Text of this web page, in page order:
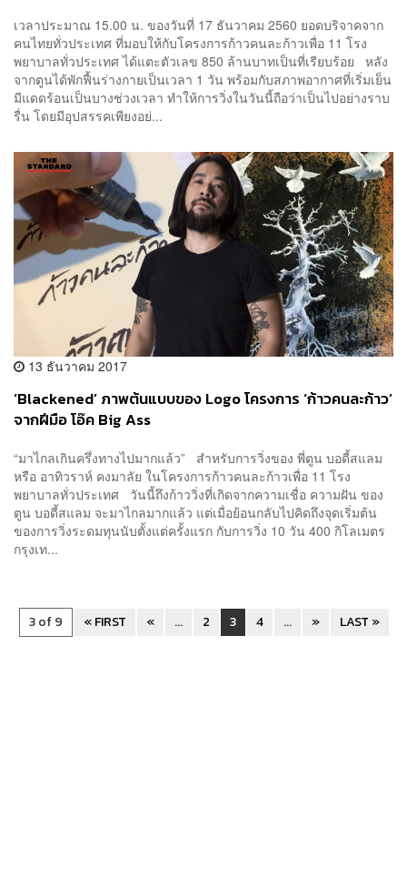
เวลาประมาณ 15.00 น. ของวันที่ 17 ธันวาคม 2560 ยอดบริจาคจาก
คนไทยทั่วประเทศ ที่มอบให้กับโครงการก้าวคนละก้าวเพื่อ 11 โรง
พยาบาลทั่วประเทศ ได้แตะตัวเลข 850 ล้านบาทเป็นที่เรียบร้อย หลัง
จากตูนได้พักฟื้นร่างกายเป็นเวลา 1 วัน พร้อมกับสภาพอากาศที่เริ่มเย็น
มีแดดร้อนเป็นบางช่วงเวลา ทำให้การวิ่งในวันนี้ถือว่าเป็นไปอย่างราบ
รื่น โดยมีอุปสรรคเพียงอย่...
13 ธันวาคม 2017
‘Blackened’ ภาพต้นแบบของ Logo โครงการ ‘ก้าวคนละก้าว’
จากฝีมือ โอ๊ค Big Ass
“มาไกลเกินครึ่งทางไปมากแล้ว” สำหรับการวิ่งของ พี่ตูน บอดี้สแลม
หรือ อาทิวราห์ คงมาลัย ในโครงการก้าวคนละก้าวเพื่อ 11 โรง
พยาบาลทั่วประเทศ วันนี้ถึงก้าววิ่งที่เกิดจากความเชื่อ ความฝัน ของ
ตูน บอดี้สแลม จะมาไกลมากแล้ว แต่เมื่อย้อนกลับไปคิดถึงจุดเริ่มต้น
ของการวิ่งระดมทุนนับตั้งแต่ครั้งแรก กับการวิ่ง 10 วัน 400 กิโลเมตร
กรุงเท...
3 of 9 « FIRST « ... 2 3 4 ... » LAST »